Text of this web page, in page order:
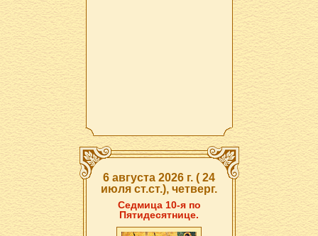
6 августа 2026 г. ( 24
июля ст.ст.), четверг.
Седмица 10-я по
Пятидесятнице.